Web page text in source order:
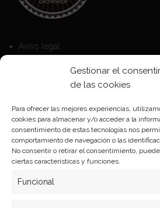
Gestionar el
de las cookies
Para ofrecer las mejores experiencias,
cookies para almacenar y/o acceder a la
consentimiento de estas tecnologías nos
comportamiento de navegación o las
No consentir o retirar el consentimiento,
ciertas características y funciones.
Funcional
Aviso legal
Política de privacidad
Formas de pago
Plazos y condiciones de envio
Politica de devoluciones